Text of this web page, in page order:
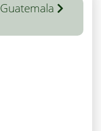
Guatemala